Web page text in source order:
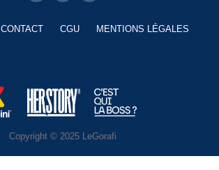
CONTACT CGU MENTIONS LÉGALES
Copyright © 2025 LeGorafi